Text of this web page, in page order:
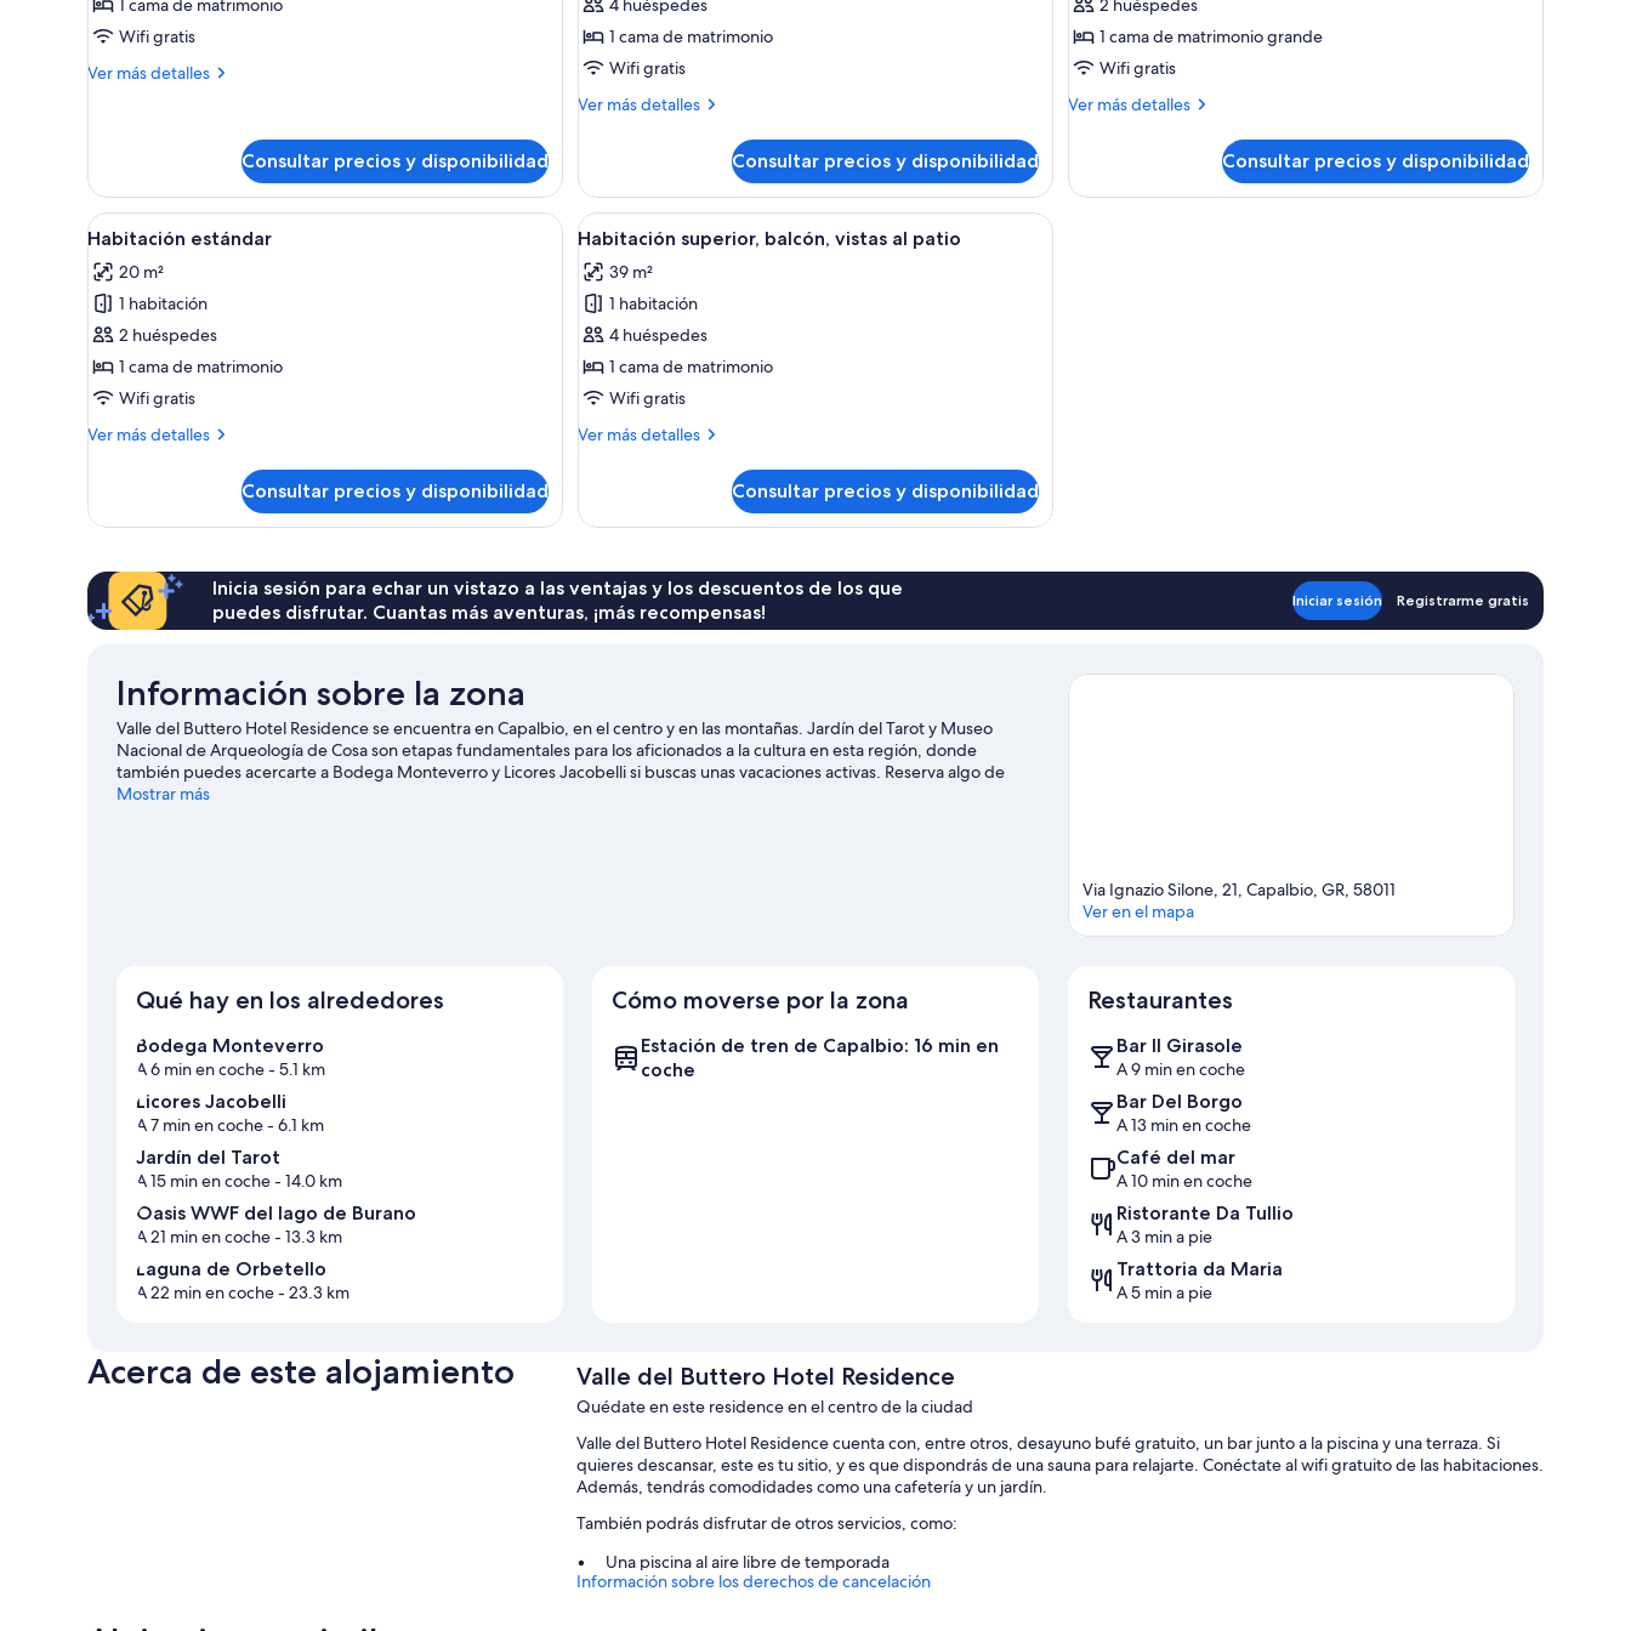
piano
1 cama de matrimonio
Wifi gratis
Ver más detalles
Más
terra
Consultar precios y disponibilidad
Deluxe,
balcón,
a
4 huéspedes
1 cama de matrimonio
Wifi gratis
Ver más detalles
Más
Deluxe,
balcón,
vistas
la
colina
Consultar precios y disponibilidad
balcón,
vistas
la
2 huéspedes
1 cama de matrimonio grande
Wifi gratis
Ver más detalles
Más
balcón,
Consultar precios y disponibilidad
Abrir
todas
las
fotos
de
Habitación
estándar
Un dormitorio con una cama con dosel, lámparas de noche, un escritorio con una revista, una orquídea en maceta y cuadros en la pared.
4
Habitación estándar
20 m²
1 habitación
2 huéspedes
1 cama de matrimonio
Wifi gratis
Ver más detalles
Más
estándar
Consultar precios y disponibilidad
Abrir
todas
las
fotos
de
Habitación
superior,
vistas
Una habitación de hotel moderna con una cama grande, lámparas de noche, un televisor de pantalla plana y un
5
Habitación superior, balcón, vistas al patio
39 m²
1 habitación
4 huéspedes
1 cama de matrimonio
Wifi gratis
Ver más detalles
Más
superior,
al
patio
Consultar precios y disponibilidad
Inicia sesión para echar un vistazo a las ventajas y los descuentos de los que
puedes disfrutar. Cuantas más aventuras, ¡más recompensas!
Iniciar sesión Registrarme gratis
Información sobre la zona
Valle del Buttero Hotel Residence se encuentra en Capalbio, en el centro y en las montañas. Jardín del Tarot y Museo
Nacional de Arqueología de Cosa son etapas fundamentales para los aficionados a la cultura en esta región, donde
también puedes acercarte a Bodega Monteverro y Licores Jacobelli si buscas unas vacaciones activas. Reserva algo de
tiempo para explorar la naturaleza realizando actividades como las rutas a pie o en bicicleta.
Mostrar más
Via Ignazio Silone, 21, Capalbio, GR, 58011
Ver en el mapa
Qué hay en los alrededores
Bodega Monteverro
A 6 min en coche- 5.1 km
Licores Jacobelli
A 7 min en coche- 6.1 km
Jardín del Tarot
A 15 min en coche- 14.0 km
Oasis WWF del lago de Burano
A 21 min en coche- 13.3 km
Laguna de Orbetello
A 22 min en coche- 23.3 km
Cómo moverse por la zona
Estación de tren de Capalbio: 16 min en
coche
Restaurantes
Bar Il Girasole
A 9 min en coche
Bar Del Borgo
A 13 min en coche
Café del mar
A 10 min en coche
Ristorante Da Tullio
A 3 min a pie
Trattoria da Maria
A 5 min a pie
Acerca de este alojamiento Valle del Buttero Hotel Residence
Quédate en este residence en el centro de la ciudad
Valle del Buttero Hotel Residence cuenta con, entre otros, desayuno bufé gratuito, un bar junto a la piscina y una terraza. Si
quieres descansar, este es tu sitio, y es que dispondrás de una sauna para relajarte. Conéctate al wifi gratuito de las habitaciones.
Además, tendrás comodidades como una cafetería y un jardín.
También podrás disfrutar de otros servicios, como:
Una piscina al aire libre de temporada
Aparcamiento gratis
Información sobre los derechos de cancelación